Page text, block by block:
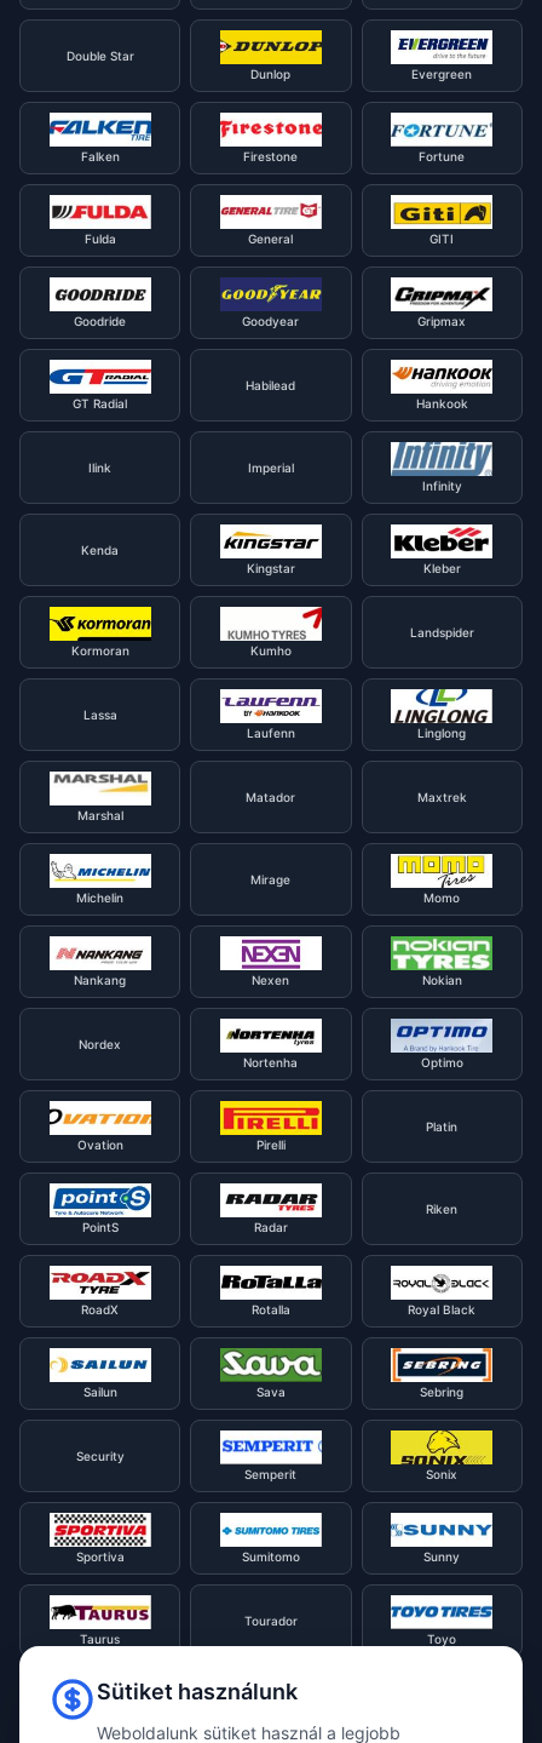
Double Star
Dunlop
Evergreen
Falken Firestone Fortune
Fulda General GITI
Goodride Goodyear Gripmax
GT Radial
Habilead
Hankook
Ilink
Imperial
Infinity
Kenda
Kingstar
Kleber
Kormoran Kumho
Landspider
Lassa
Laufenn
Linglong
Marshal
Matador Maxtrek
Michelin
Mirage
Momo
Nankang Nexen Nokian
Nordex
Nortenha
Optimo
Ovation Pirelli
Platin
PointS Radar
Riken
RoadX Rotalla Royal Black
Sailun Sava Sebring
Security
Semperit
Sonix
Sportiva Sumitomo Sunny
Taurus
Tourador
Toyo
TracmaxSütiket használunk
Weboldalunk sütiket használ a legjobb